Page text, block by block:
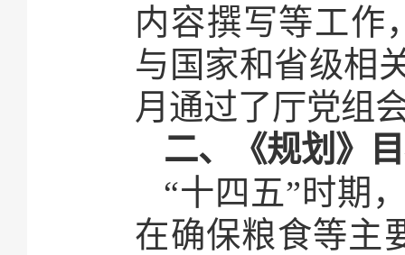
内容撰写等工作
与国家和省级相
月通过了厅党组
二、《规划》
“十四五”时期
在确保粮食等主